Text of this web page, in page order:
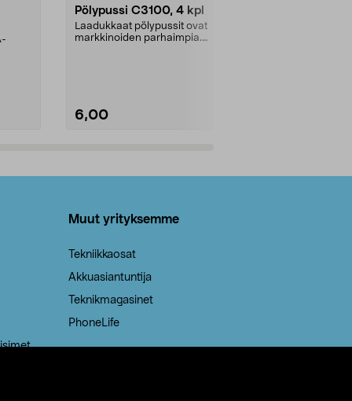
Pölypussi C3100, 4 kpl
Laadukkaat pölypussit ovat
markkinoiden parhaimpia.
6,00
Muut yrityksemme
Tekniikkaosat
Akkuasiantuntija
Teknikmagasinet
PhoneLife